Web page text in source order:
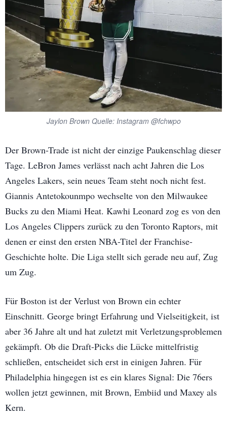
Jaylon Brown Quelle: Instagram @fchwpo
Der Brown-Trade ist nicht der einzige Paukenschlag dieser
Tage. LeBron James verlässt nach acht Jahren die Los
Angeles Lakers, sein neues Team steht noch nicht fest.
Giannis Antetokounmpo wechselte von den Milwaukee
Bucks zu den Miami Heat. Kawhi Leonard zog es von den
Los Angeles Clippers zurück zu den Toronto Raptors, mit
denen er einst den ersten NBA-Titel der Franchise-
Geschichte holte. Die Liga stellt sich gerade neu auf, Zug
um Zug.
Für Boston ist der Verlust von Brown ein echter
Einschnitt. George bringt Erfahrung und Vielseitigkeit, ist
aber 36 Jahre alt und hat zuletzt mit Verletzungsproblemen
gekämpft. Ob die Draft-Picks die Lücke mittelfristig
schließen, entscheidet sich erst in einigen Jahren. Für
Philadelphia hingegen ist es ein klares Signal: Die 76ers
wollen jetzt gewinnen, mit Brown, Embiid und Maxey als
Kern.